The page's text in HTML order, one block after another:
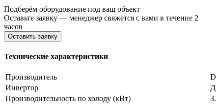
Подберём оборудование под ваш объект
Оставьте заявку — менеджер свяжется с вами в течение 2
часов
Оставить заявку
Технические характеристики
Производитель
Инвертор
Да
Производительность по холоду (кВт)